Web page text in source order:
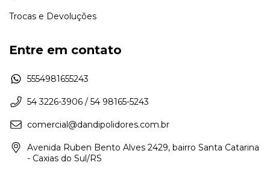
Trocas e Devoluções
Entre em contato
5554981655243
54 3226-3906 / 54 98165-5243
comercial@dandipolidores.com.br
Avenida Ruben Bento Alves 2429, bairro Santa Catarina
- Caxias do Sul/RS